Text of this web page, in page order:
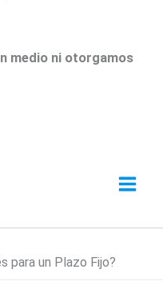
medio ni otorgamos
para un Plazo Fijo?